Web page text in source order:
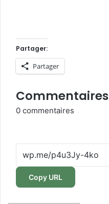
Partager:
Partager
Commentaires
0 commentaires
Copy URL